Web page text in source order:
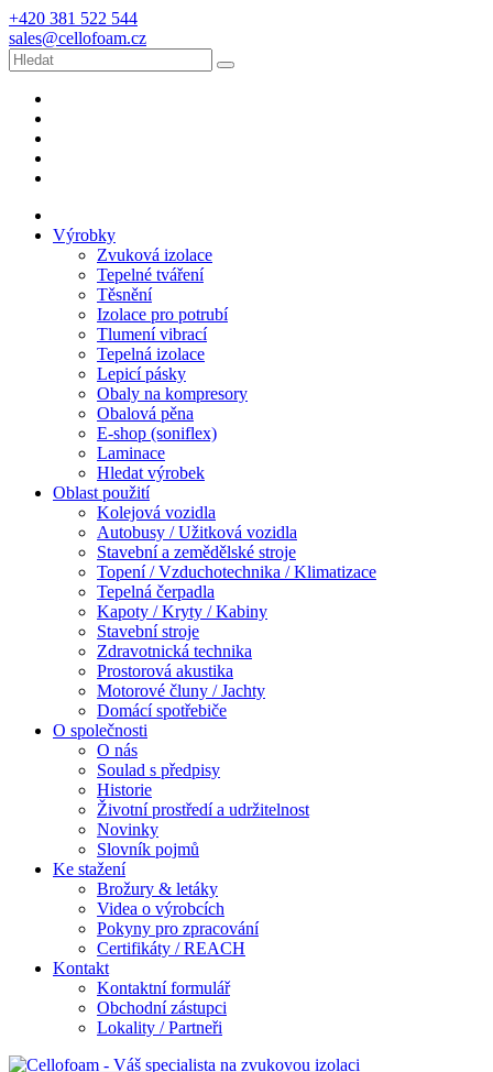
+420 381 522 544
sales@cellofoam.cz
Výrobky
Zvuková izolace
Tepelné tváření
Těsnění
Izolace pro potrubí
Tlumení vibrací
Tepelná izolace
Lepicí pásky
Obaly na kompresory
Obalová pěna
E-shop (soniflex)
Laminace
Hledat výrobek
Oblast použití
Kolejová vozidla
Autobusy / Užitková vozidla
Stavební a zemědělské stroje
Topení / Vzduchotechnika / Klimatizace
Tepelná čerpadla
Kapoty / Kryty / Kabiny
Stavební stroje
Zdravotnická technika
Prostorová akustika
Motorové čluny / Jachty
Domácí spotřebiče
O společnosti
O nás
Soulad s předpisy
Historie
Životní prostředí a udržitelnost
Novinky
Slovník pojmů
Ke stažení
Brožury & letáky
Videa o výrobcích
Pokyny pro zpracování
Certifikáty / REACH
Kontakt
Kontaktní formulář
Obchodní zástupci
Lokality / Partneři